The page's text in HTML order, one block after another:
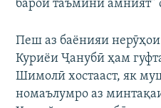
барои таъмини амният”
Пеш аз баёнияи
Куриёи Ҷанубӣ ҳам
Шимолӣ хостааст, як
номаълумро аз